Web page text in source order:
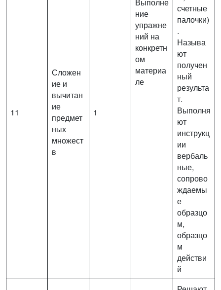
ние
упражне
ний на
конкретн
ом
материа
ле
счетные
палочки)
.
Называ
ют
получен
ный
результа
т.
Выполня
ют
инструкц
ии
вербаль
ные,
сопрово
ждаемы
е
образцо
м,
образцо
м
действи
й
11
Сложен
ие и
вычитан
ие
предмет
ных
множест
в
1